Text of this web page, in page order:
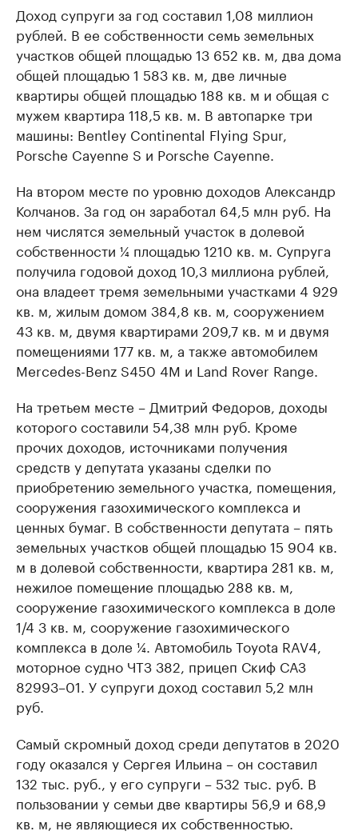
Доход супруги за год составил 1,08 миллион
рублей. В ее собственности семь земельных
участков общей площадью 13 652 кв. м, два дома
общей площадью 1 583 кв. м, две личные
квартиры общей площадью 188 кв. м и общая с
мужем квартира 118,5 кв. м. В автопарке три
машины: Bentley Continental Flying Spur,
Porsche Cayenne S и Porsche Cayenne.
На втором месте по уровню доходов Александр
Колчанов. За год он заработал 64,5 млн руб. На
нем числятся земельный участок в долевой
собственности ¼ площадью 1210 кв. м. Супруга
получила годовой доход 10,3 миллиона рублей,
она владеет тремя земельными участками 4 929
кв. м, жилым домом 384,8 кв. м, сооружением
43 кв. м, двумя квартирами 209,7 кв. м и двумя
помещениями 177 кв. м, а также автомобилем
Mercedes-Benz S450 4М и Land Rover Range.
На третьем месте – Дмитрий Федоров, доходы
которого составили 54,38 млн руб. Кроме
прочих доходов, источниками получения
средств у депутата указаны сделки по
приобретению земельного участка, помещения,
сооружения газохимического комплекса и
ценных бумаг. В собственности депутата – пять
земельных участков общей площадью 15 904 кв.
м в долевой собственности, квартира 281 кв. м,
нежилое помещение площадью 288 кв. м,
сооружение газохимического комплекса в доле
1/4 3 кв. м, сооружение газохимического
комплекса в доле ¼. Автомобиль Toyota RAV4,
моторное судно ЧТЗ 382, прицеп Скиф САЗ
82993–01. У супруги доход составил 5,2 млн
руб.
Самый скромный доход среди депутатов в 2020
году оказался у Сергея Ильина – он составил
132 тыс. руб., у его супруги – 532 тыс. руб. В
пользовании у семьи две квартиры 56,9 и 68,9
кв. м, не являющиеся их собственностью.